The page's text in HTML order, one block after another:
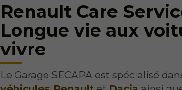
Renault Care
Longue vie aux
vivre
Le Garage SECAPA est spécialisé